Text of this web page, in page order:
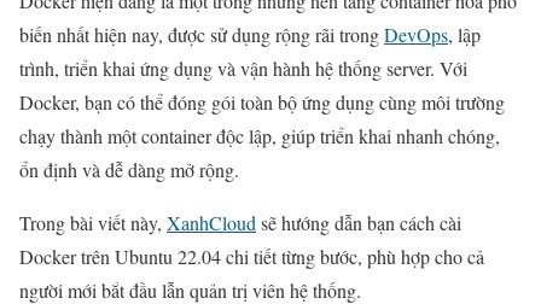
biến nhất hiện nay, được sử dụng rộng rãi trongDevOps, lập
trình, triển khai ứng dụng và vận hành hệ thống server. Với
Docker, bạn có thể đóng gói toàn bộ ứng dụng cùng môi trường
chạy thành một container độc lập, giúp triển khai nhanh chóng,
ổn định và dễ dàng mở rộng.
Trong bài viết này, XanhCloud sẽ hướng dẫn bạn cách cài
Docker trên Ubuntu 22.04 chi tiết từng bước, phù hợp cho cả
người mới bắt đầu lẫn quản trị viên hệ thống.